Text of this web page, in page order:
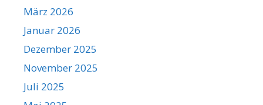
März 2026
Januar 2026
Dezember 2025
November 2025
Juli 2025